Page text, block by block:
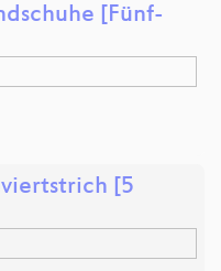
[Fünf-
[5